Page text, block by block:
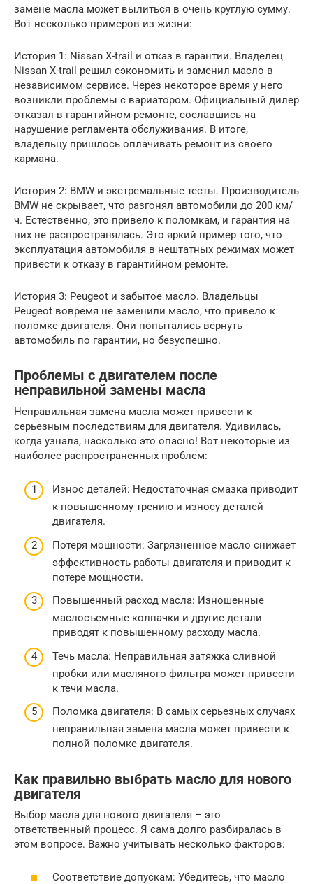
замене масла может вылиться в очень круглую сумму.
Вот несколько примеров из жизни:
История 1: Nissan X-trail и отказ в гарантии. Владелец
Nissan X-trail решил сэкономить и заменил масло в
независимом сервисе. Через некоторое время у него
возникли проблемы с вариатором. Официальный дилер
отказал в гарантийном ремонте, сославшись на
нарушение регламента обслуживания. В итоге,
владельцу пришлось оплачивать ремонт из своего
кармана.
История 2: BMW и экстремальные тесты. Производитель
BMW не скрывает, что разгонял автомобили до 200 км/
ч. Естественно, это привело к поломкам, и гарантия на
них не распространялась. Это яркий пример того, что
эксплуатация автомобиля в нештатных режимах может
привести к отказу в гарантийном ремонте.
История 3: Peugeot и забытое масло. Владельцы
Peugeot вовремя не заменили масло, что привело к
поломке двигателя. Они попытались вернуть
автомобиль по гарантии, но безуспешно.
Проблемы с двигателем после
неправильной замены масла
Неправильная замена масла может привести к
серьезным последствиям для двигателя. Удивилась,
когда узнала, насколько это опасно! Вот некоторые из
наиболее распространенных проблем:
Износ деталей: Недостаточная смазка приводит
к повышенному трению и износу деталей
двигателя.
Потеря мощности: Загрязненное масло снижает
эффективность работы двигателя и приводит к
потере мощности.
Повышенный расход масла: Изношенные
маслосъемные колпачки и другие детали
приводят к повышенному расходу масла.
Течь масла: Неправильная затяжка сливной
пробки или масляного фильтра может привести
к течи масла.
Поломка двигателя: В самых серьезных случаях
неправильная замена масла может привести к
полной поломке двигателя.
Как правильно выбрать масло для нового
двигателя
Выбор масла для нового двигателя – это
ответственный процесс. Я сама долго разбиралась в
этом вопросе. Важно учитывать несколько факторов:
Соответствие допускам: Убедитесь, что масло